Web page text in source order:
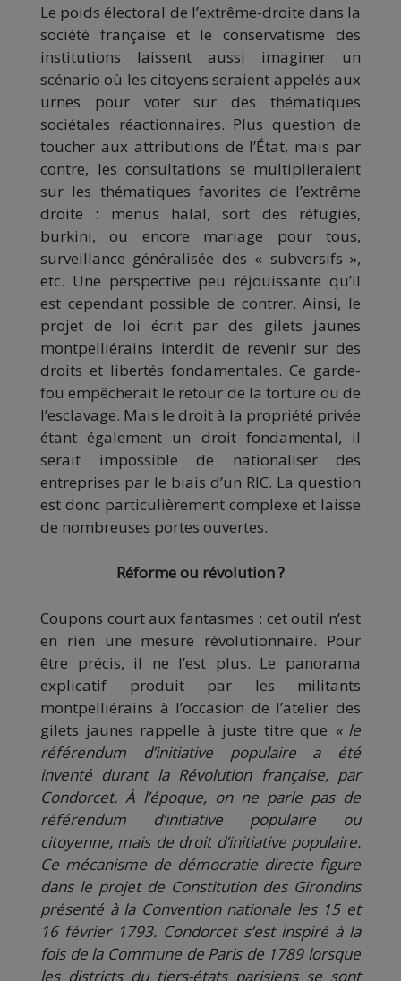
Le poids électoral de l’extrême-droite dans la
société française et le conservatisme des
institutions laissent aussi imaginer un
scénario où les citoyens seraient appelés aux
urnes pour voter sur des thématiques
sociétales réactionnaires. Plus question de
toucher aux attributions de l’État, mais par
contre, les consultations se multiplieraient
sur les thématiques favorites de l’extrême
droite : menus halal, sort des réfugiés,
burkini, ou encore mariage pour tous,
surveillance généralisée des « subversifs »,
etc. Une perspective peu réjouissante qu’il
est cependant possible de contrer. Ainsi, le
projet de loi écrit par des gilets jaunes
montpelliérains interdit de revenir sur des
droits et libertés fondamentales. Ce garde-
fou empêcherait le retour de la torture ou de
l’esclavage. Mais le droit à la propriété privée
étant également un droit fondamental, il
serait impossible de nationaliser des
entreprises par le biais d’un RIC. La question
est donc particulièrement complexe et laisse
de nombreuses portes ouvertes.
Réforme ou révolution ?
Coupons court aux fantasmes : cet outil n’est
en rien une mesure révolutionnaire. Pour
être précis, il ne l’est plus. Le panorama
explicatif produit par les militants
montpelliérains à l’occasion de l’atelier des
gilets jaunes rappelle à juste titre que « le
référendum d’initiative populaire a été
inventé durant la Révolution française, par
Condorcet. À l’époque, on ne parle pas de
référendum d’initiative populaire ou
citoyenne, mais de droit d’initiative populaire.
Ce mécanisme de démocratie directe figure
dans le projet de Constitution des Girondins
présenté à la Convention nationale les 15 et
16 février 1793. Condorcet s’est inspiré à la
fois de la Commune de Paris de 1789 lorsque
les districts du tiers-états parisiens se sont